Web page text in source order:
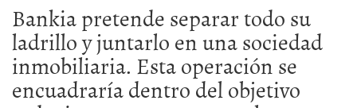
Bankia pretende separar todo su
ladrillo y juntarlo en una sociedad
inmobiliaria. Esta operación se
encuadraría dentro del objetivo